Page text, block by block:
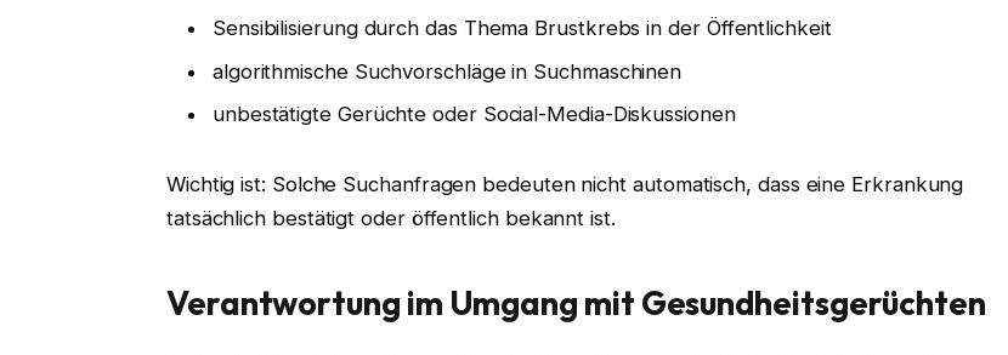
Sensibilisierung durch das Thema Brustkrebs in der Öffentlichkeit
algorithmische Suchvorschläge in Suchmaschinen
unbestätigte Gerüchte oder Social-Media-Diskussionen
Wichtig ist: Solche Suchanfragen bedeuten nicht automatisch, dass eine Erkrankung
tatsächlich bestätigt oder öffentlich bekannt ist.
Verantwortung im Umgang mit Gesundheitsgerüchten